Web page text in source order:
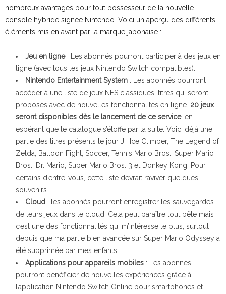
nombreux avantages pour tout possesseur de la nouvelle
console hybride signée Nintendo. Voici un aperçu des différents
éléments mis en avant par la marque japonaise :
Jeu en ligne: Les abonnés pourront participer à des jeux en
ligne (avec tous les jeux Nintendo Switch compatibles).
Nintendo Entertainment System : Les abonnés pourront
accéder à une liste de jeux NES classiques, titres qui seront
proposés avec de nouvelles fonctionnalités en ligne. 20 jeux
seront disponibles dès le lancement de ce service, en
espérant que le catalogue s’étoffe par la suite. Voici déjà une
partie des titres présents le jour J : Ice Climber, The Legend of
Zelda, Balloon Fight, Soccer, Tennis Mario Bros., Super Mario
Bros., Dr. Mario, Super Mario Bros. 3 et Donkey Kong. Pour
certains d’entre-vous, cette liste devrait raviver quelques
souvenirs.
Cloud : les abonnés pourront enregistrer les sauvegardes
de leurs jeux dans le cloud. Cela peut paraître tout bête mais
c’est une des fonctionnalités qui m’intéresse le plus, surtout
depuis que ma partie bien avancée sur Super Mario Odyssey a
été supprimée par mes enfants…
Applications pour appareils mobiles : Les abonnés
pourront bénéficier de nouvelles expériences grâce à
l’application Nintendo Switch Online pour smartphones et